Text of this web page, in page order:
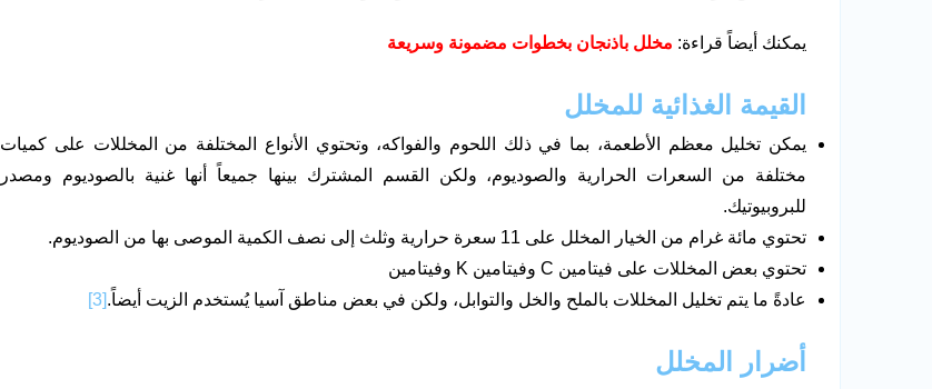
يمكنك أيضاً قراءة: مخلل باذنجان بخطوات مضمونة وسريعة
القيمة الغذائية للمخلل
يمكن تخليل معظم الأطعمة، بما في ذلك اللحوم والفواكه، وتحتوي الأنواع المختلفة من المخللات على كميات
مختلفة من السعرات الحرارية والصوديوم، ولكن القسم المشترك بينها جميعاً أنها غنية بالصوديوم ومصدر
للبروبيوتيك.
تحتوي مائة غرام من الخيار المخلل على 11 سعرة حرارية وثلث إلى نصف الكمية الموصى بها من الصوديوم.
تحتوي بعض المخللات على فيتامين C وفيتامين K وفيتامين
عادةً ما يتم تخليل المخللات بالملح والخل والتوابل، ولكن في بعض مناطق آسيا يُستخدم الزيت أيضاً.[3]
أضرار المخلل